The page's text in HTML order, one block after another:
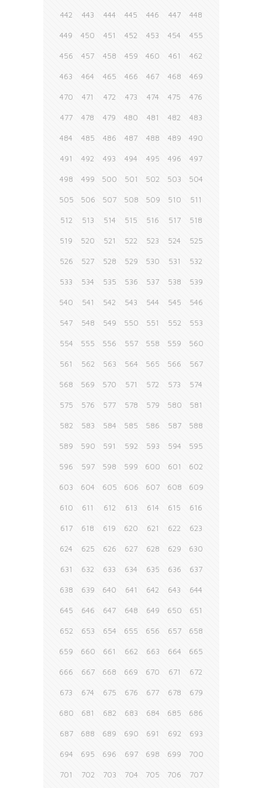
442 443 444 445 446 447 448
449 450 451 452 453 454 455
456 457 458 459 460 461 462
463 464 465 466 467 468 469
470 471 472 473 474 475 476
477 478 479 480 481 482 483
484 485 486 487 488 489 490
491 492 493 494 495 496 497
498 499 500 501 502 503 504
505 506 507 508 509 510 511
512 513 514 515 516 517 518
519 520 521 522 523 524 525
526 527 528 529 530 531 532
533 534 535 536 537 538 539
540 541 542 543 544 545 546
547 548 549 550 551 552 553
554 555 556 557 558 559 560
561 562 563 564 565 566 567
568 569 570 571 572 573 574
575 576 577 578 579 580 581
582 583 584 585 586 587 588
589 590 591 592 593 594 595
596 597 598 599 600 601 602
603 604 605 606 607 608 609
610 611 612 613 614 615 616
617 618 619 620 621 622 623
624 625 626 627 628 629 630
631 632 633 634 635 636 637
638 639 640 641 642 643 644
645 646 647 648 649 650 651
652 653 654 655 656 657 658
659 660 661 662 663 664 665
666 667 668 669 670 671 672
673 674 675 676 677 678 679
680 681 682 683 684 685 686
687 688 689 690 691 692 693
694 695 696 697 698 699 700
701 702 703 704 705 706 707